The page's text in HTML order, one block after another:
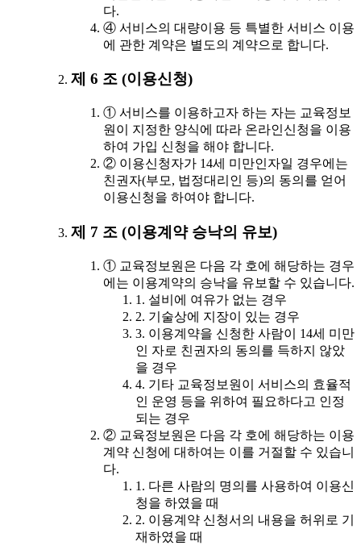
다.
④ 서비스의 대량이용 등 특별한 서비스 이용
에 관한 계약은 별도의 계약으로 합니다.
제 6 조 (이용신청)
① 서비스를 이용하고자 하는 자는 교육정보
원이 지정한 양식에 따라 온라인신청을 이용
하여 가입 신청을 해야 합니다.
② 이용신청자가 14세 미만인자일 경우에는
친권자(부모, 법정대리인 등)의 동의를 얻어
이용신청을 하여야 합니다.
제 7 조 (이용계약 승낙의 유보)
① 교육정보원은 다음 각 호에 해당하는 경우
에는 이용계약의 승낙을 유보할 수 있습니다.
1. 설비에 여유가 없는 경우
2. 기술상에 지장이 있는 경우
3. 이용계약을 신청한 사람이 14세 미만
인 자로 친권자의 동의를 득하지 않았
을 경우
4. 기타 교육정보원이 서비스의 효율적
인 운영 등을 위하여 필요하다고 인정
되는 경우
② 교육정보원은 다음 각 호에 해당하는 이용
계약 신청에 대하여는 이를 거절할 수 있습니
다.
1. 다른 사람의 명의를 사용하여 이용신
청을 하였을 때
2. 이용계약 신청서의 내용을 허위로 기
재하였을 때